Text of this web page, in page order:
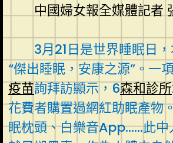
中國婦女報全媒體記者
3月21日是世界睡眠日
“傑出睡眠，安康之源”。一
疫苗詢拜訪顯示，6森和診所
花費者購置過網紅助眠產物
眠枕頭、白樂音App……此中